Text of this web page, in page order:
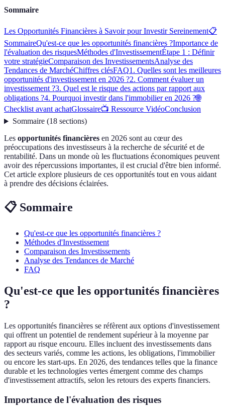
Sommaire
Les Opportunités Financières à Savoir pour Investir Sereinement📋
SommaireQu'est-ce que les opportunités financières ?Importance de
l'évaluation des risquesMéthodes d'InvestissementÉtape 1 : Définir
votre stratégieComparaison des InvestissementsAnalyse des
Tendances de MarchéChiffres clésFAQ1. Quelles sont les meilleures
opportunités d'investissement en 2026 ?2. Comment évaluer un
investissement ?3. Quel est le risque des actions par rapport aux
obligations ?4. Pourquoi investir dans l'immobilier en 2026 ?🌐
Checklist avant achatGlossaire📺 Ressource VidéoConclusion
Sommaire(18 sections)
Les opportunités financières en 2026 sont au cœur des
préoccupations des investisseurs à la recherche de sécurité et de
rentabilité. Dans un monde où les fluctuations économiques peuvent
avoir des répercussions importantes, il est crucial d'être bien informé.
Cet article explore plusieurs de ces opportunités tout en vous aidant
à prendre des décisions éclairées.
📋 Sommaire
Qu'est-ce que les opportunités financières ?
Méthodes d'Investissement
Comparaison des Investissements
Analyse des Tendances de Marché
FAQ
Qu'est-ce que les opportunités financières
?
Les opportunités financières se réfèrent aux options d'investissement
qui offrent un potentiel de rendement supérieur à la moyenne par
rapport au risque encouru. Elles incluent des investissements dans
des secteurs variés, comme les actions, les obligations, l'immobilier
ou encore les start-ups. En 2026, des tendances telles que la finance
durable et les technologies vertes émergent comme des champs
d'investissement attractifs, selon les retours des experts financiers.
Importance de l'évaluation des risques